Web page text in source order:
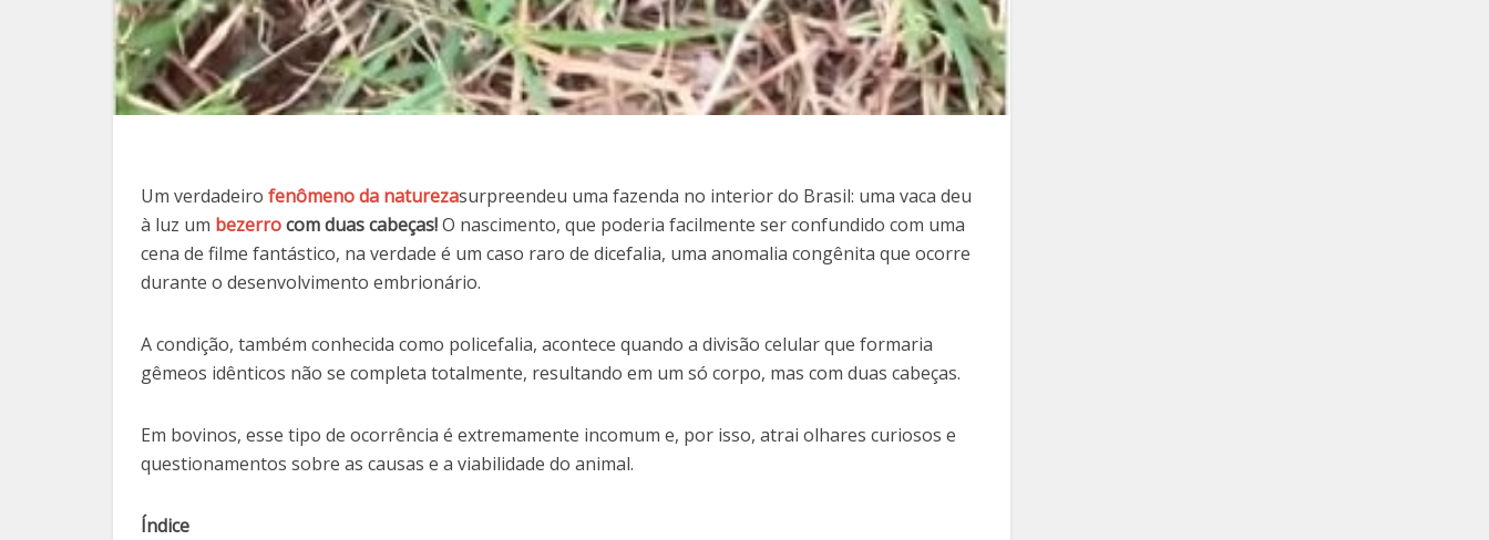
Um verdadeiro fenômeno da naturezasurpreendeu uma fazenda no interior do Brasil: uma vaca deu
à luz um bezerrocom duas cabeças!O nascimento, que poderia facilmente ser confundido com uma
cena de filme fantástico, na verdade é um caso raro de dicefalia, uma anomalia congênita que ocorre
durante o desenvolvimento embrionário.
A condição, também conhecida como policefalia, acontece quando a divisão celular que formaria
gêmeos idênticos não se completa totalmente, resultando em um só corpo, mas com duas cabeças.
Em bovinos, esse tipo de ocorrência é extremamente incomum e, por isso, atrai olhares curiosos e
questionamentos sobre as causas e a viabilidade do animal.
Índice